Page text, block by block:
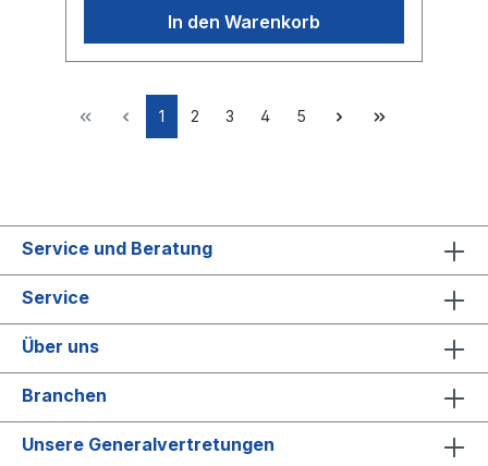
In den Warenkorb
1 2 3 4 5
Service und Beratung
Service
Über uns
Branchen
Unsere Generalvertretungen